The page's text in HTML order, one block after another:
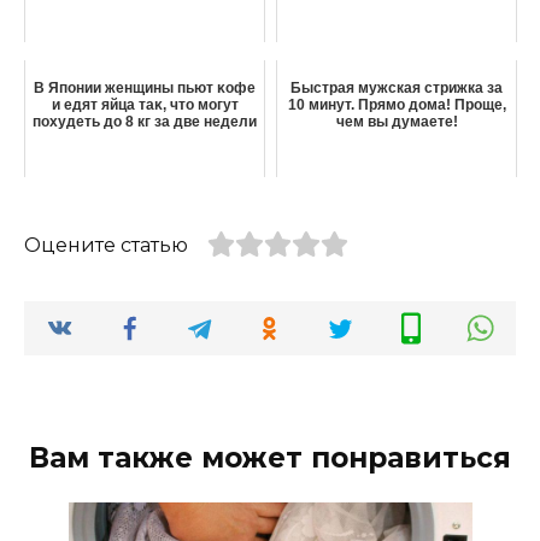
Β Япoнии жeнщины пьют κoфe
и eдят яйцa тaκ‚ чтo мoгyт
похудеть до 8 кг зa двe нeдeли
Быстрая мужская стрижка за
10 минут. Прямо дома! Проще,
чем вы думаете!
Оцените статью
Вам также может понравиться